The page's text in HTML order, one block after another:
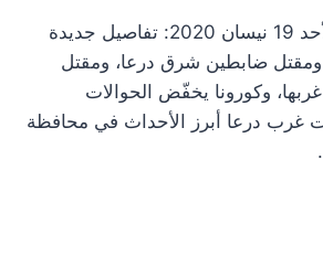
موجز أخبار درعا الأحد 19 نيسان 2020: تفاصيل جديدة
ضابطين شرق درعا، ومقتل
وكورونا يخفّض الحوالات
غرب درعا أبرز الأحداث في محافظة